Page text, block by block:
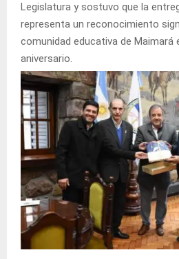
Legislatura y sostuvo que la
representa un reconocimiento
comunidad educativa de Maimará
aniversario.